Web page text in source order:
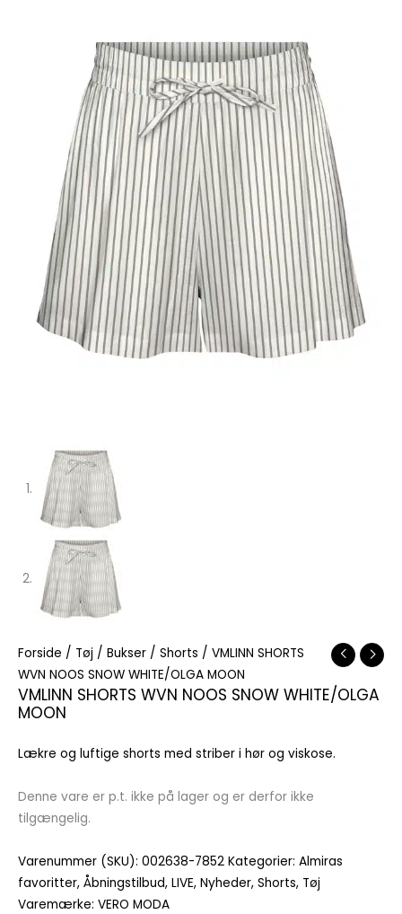
Forside / Tøj / Bukser / Shorts / VMLINN SHORTS
WVN NOOS SNOW WHITE/OLGA MOON
VMLINN SHORTS WVN NOOS SNOW WHITE/OLGA
MOON
Lækre og luftige shorts med striber i hør og viskose.
Denne vare er p.t. ikke på lager og er derfor ikke
tilgængelig.
Varenummer (SKU): 002638-7852 Kategorier: Almiras
favoritter, Åbningstilbud, LIVE, Nyheder, Shorts, Tøj
Varemærke: VERO MODA